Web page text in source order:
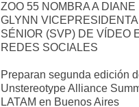
ZOO 55 NOMBRA A DIANE
GLYNN VICEPRESIDENTA
SÉNIOR (SVP) DE VÍDEO
REDES SOCIALES
Preparan segunda edición
Unstereotype Alliance
LATAM en Buenos Aires